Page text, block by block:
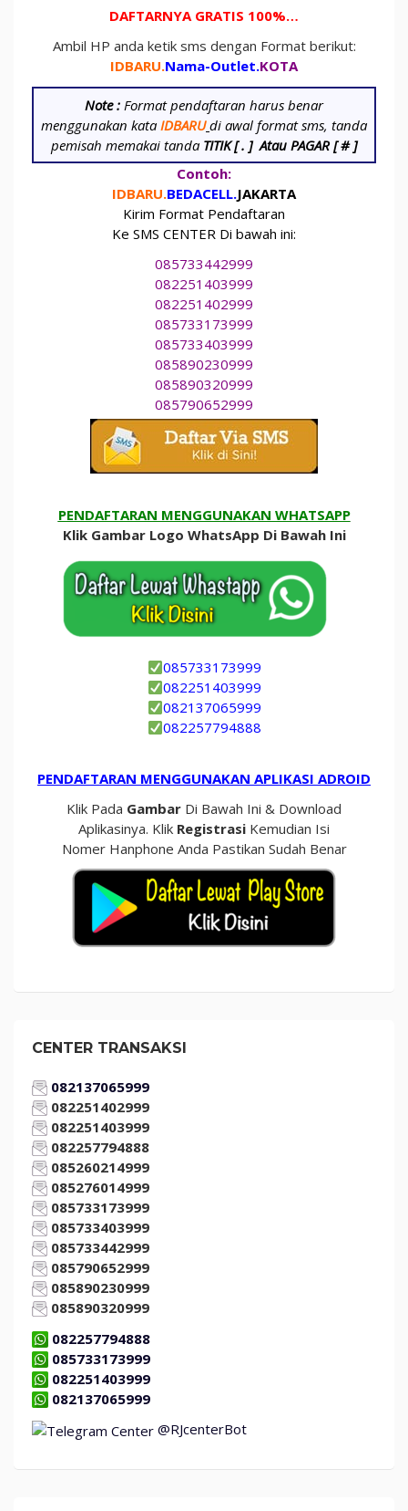
DAFTARNYA GRATIS 100%…
Ambil HP anda ketik sms dengan Format berikut:
IDBARU.Nama-Outlet.KOTA
Note : Format pendaftaran harus benar
menggunakan kata IDBARU di awal format sms, tanda
pemisah memakai tanda TITIK [ . ]Atau PAGAR [ # ]
Contoh:
IDBARU.BEDACELL.JAKARTA
Kirim Format Pendaftaran
Ke SMS CENTER Di bawah ini:
085733442999
082251403999
082251402999
085733173999
085733403999
085890230999
085890320999
085790652999
PENDAFTARAN MENGGUNAKAN WHATSAPP
Klik Gambar Logo WhatsApp Di Bawah Ini
085733173999
082251403999
082137065999
082257794888
PENDAFTARAN MENGGUNAKAN APLIKASI ADROID
Klik Pada Gambar Di Bawah Ini & Download
Aplikasinya. Klik Registrasi Kemudian Isi
Nomer Hanphone Anda Pastikan Sudah Benar
CENTER TRANSAKSI
082137065999
082251402999
082251403999
082257794888
085260214999
085276014999
085733173999
085733403999
085733442999
085790652999
085890230999
085890320999
082257794888
085733173999
082251403999
082137065999
@RJcenterBot